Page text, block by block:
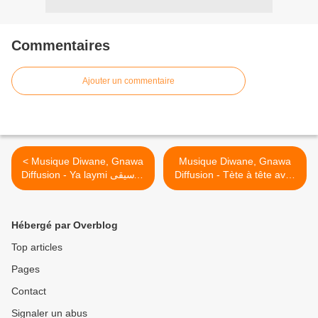
Commentaires
Ajouter un commentaire
< Musique Diwane, Gnawa
Diffusion - Ya laymi موسيقى
ديوان، قناوي
Musique Diwane, Gnawa
Diffusion - Tète à tête avec
Bagdad موسيقى ديوان،
Hébergé par Overblog
Top articles
Pages
Contact
Signaler un abus